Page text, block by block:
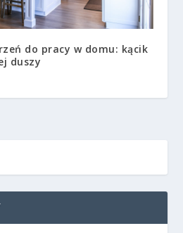
do pracy w domu: kącik
duszy